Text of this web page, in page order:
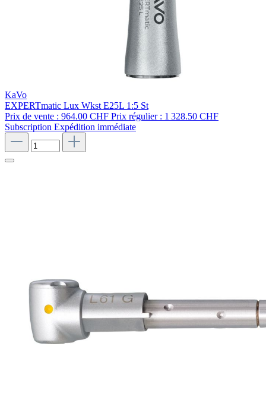
KaVo
EXPERTmatic Lux Wkst E25L 1:5 St
Prix de vente : 964.00 CHF Prix régulier : 1 328.50 CHF
Subscription Expédition immédiate